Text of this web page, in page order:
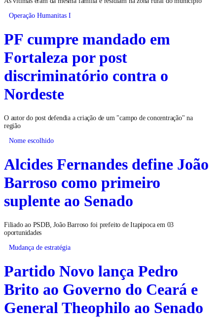
Operação Humanitas I
PF cumpre mandado em
Fortaleza por post
discriminatório contra o
Nordeste
O autor do post defendia a criação de um "campo de concentração" na
região
Nome escolhido
Alcides Fernandes define João
Barroso como primeiro
suplente ao Senado
Filiado ao PSDB, João Barroso foi prefeito de Itapipoca em 03
oportunidades
Mudança de estratégia
Partido Novo lança Pedro
Brito ao Governo do Ceará e
General Theophilo ao Senado